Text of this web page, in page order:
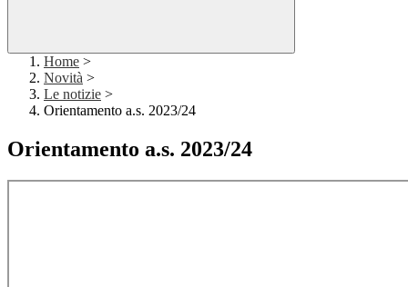
Home >
Novità >
Le notizie >
Orientamento a.s. 2023/24
Orientamento a.s. 2023/24